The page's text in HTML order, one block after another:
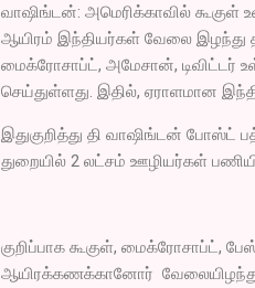
வாஷிங்டன்: அமெரிக்காவில் கூகுள்
ஆயிரம் இந்தியர்கள் வேலை இழந்து
மைக்ரோசாப்ட், அமேசான்,
செய்துள்ளது. இதில், ஏராளமான
இதுகுறித்து தி வாஷிங்டன் போஸ்ட்
துறையில் 2 லட்சம் ஊழியர்கள்
குறிப்பாக கூகுள், மைக்ரோசாப்ட்,
ஆயிரக்கணக்கானோர்